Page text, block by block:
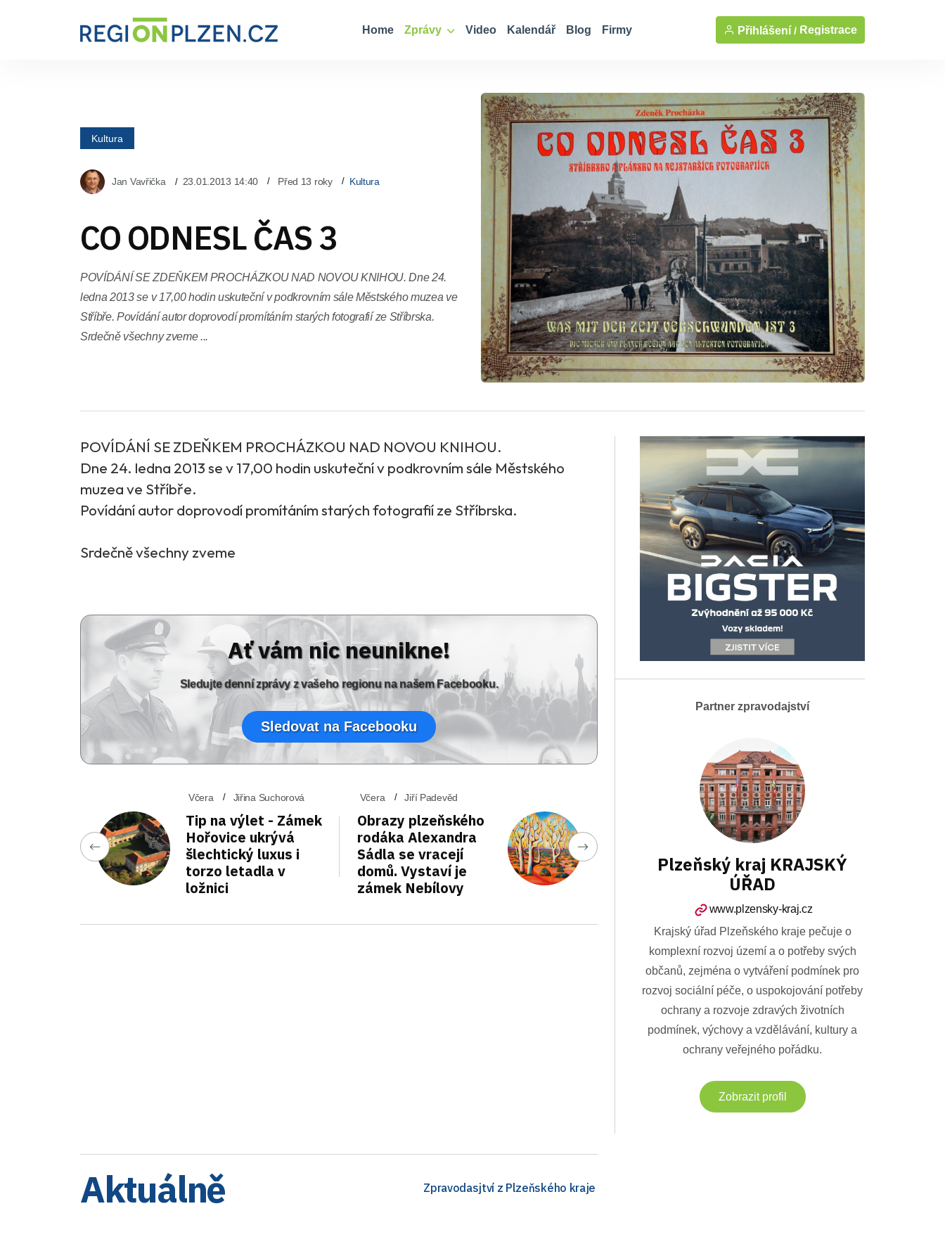
Home Zprávy Video Kalendář Blog Firmy Přihlášení / Registrace
Kultura
Jan Vavřička 23.01.2013 14:40 Před 13 roky Kultura
CO ODNESL ČAS 3
POVÍDÁNÍ SE ZDEŇKEM PROCHÁZKOU NAD NOVOU KNIHOU. Dne 24.
ledna 2013 se v 17,00 hodin uskuteční v podkrovním sále Městského muzea ve
Stříbře. Povídání autor doprovodí promítáním starých fotografií ze Stříbrska.
Srdečně všechny zveme ...
POVÍDÁNÍ SE ZDEŇKEM PROCHÁZKOU NAD NOVOU KNIHOU.
Dne 24. ledna 2013 se v 17,00 hodin uskuteční v podkrovním sále Městského
muzea ve Stříbře.
Povídání autor doprovodí promítáním starých fotografií ze Stříbrska.
Srdečně všechny zveme
Ať vám nic neunikne!
Sledujte denní zprávy z vašeho regionu na našem Facebooku.
Sledovat na Facebooku
Včera Jiřina Suchorová
Tip na výlet - Zámek
Hořovice ukrývá
šlechtický luxus i
torzo letadla v
ložnici
Včera Jiří Padevěd
Obrazy plzeňského
rodáka Alexandra
Sádla se vracejí
domů. Vystaví je
zámek Nebílovy
Aktuálně Zpravodasjtví z Plzeňského kraje
Partner zpravodajství
Plzeňský kraj KRAJSKÝ
ÚŘAD
www.plzensky-kraj.cz
Krajský úřad Plzeňského kraje pečuje o
komplexní rozvoj území a o potřeby svých
občanů, zejména o vytváření podmínek pro
rozvoj sociální péče, o uspokojování potřeby
ochrany a rozvoje zdravých životních
podmínek, výchovy a vzdělávání, kultury a
ochrany veřejného pořádku.
Zobrazit profil